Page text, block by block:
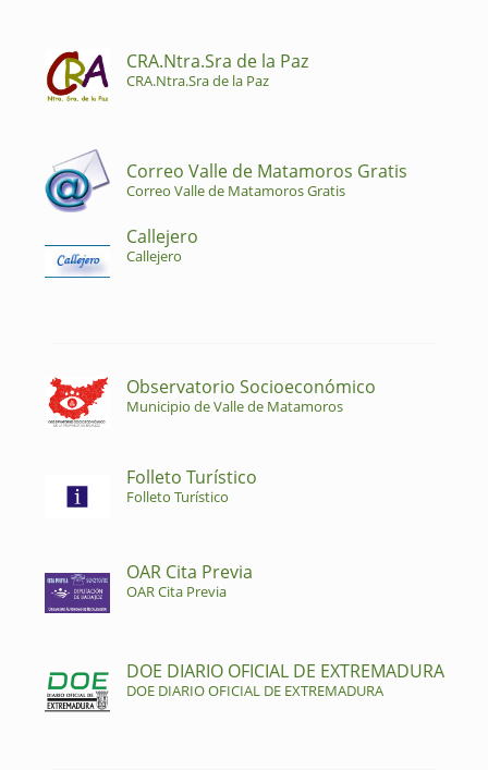
CRA.Ntra.Sra de la Paz
CRA.Ntra.Sra de la Paz
Correo Valle de Matamoros Gratis
Correo Valle de Matamoros Gratis
Callejero
Callejero
Observatorio Socioeconómico
Municipio de Valle de Matamoros
Folleto Turístico
Folleto Turístico
OAR Cita Previa
OAR Cita Previa
DOE DIARIO OFICIAL DE EXTREMADURA
DOE DIARIO OFICIAL DE EXTREMADURA